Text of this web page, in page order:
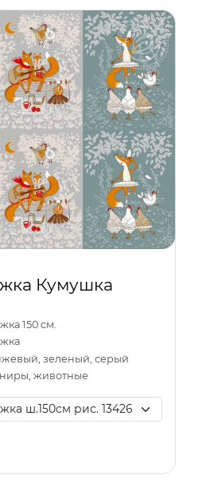
Кумушка
150 см.
зеленый, серый
животные